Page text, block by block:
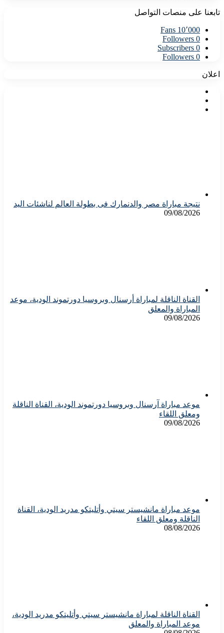
تابعنا على منصات التواصل
10٬000 Fans
0
Followers
0
Subscribers
0
Followers
اعلان
نتيجة مباراة مصر والدنمارك فى بطولة العالم لناشئات اليد
09/08/2026
القناة الناقلة لمباراة أرسنال وبروسيا دورتموند الودية، موعد
المباراة والمعلق
09/08/2026
موعد مباراة آرسنال وبروسيا دورتموند الودية، القناة الناقلة
ومعلق اللقاء
09/08/2026
موعد مباراة مانشيستر سيتي وأتليتكو مدريد الودية، القناة
الناقلة ومعلق اللقاء
08/08/2026
القناة الناقلة لمباراة مانشيستر سيتي وأتليتكو مدريد الودية،
موعد المباراة والمعلق